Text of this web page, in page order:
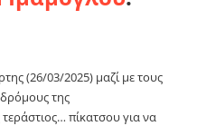
(26/03/2025) μαζί με τους
της
πίκατσου για να